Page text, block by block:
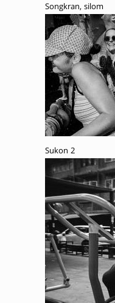
Songkran, silom
Sukon 2